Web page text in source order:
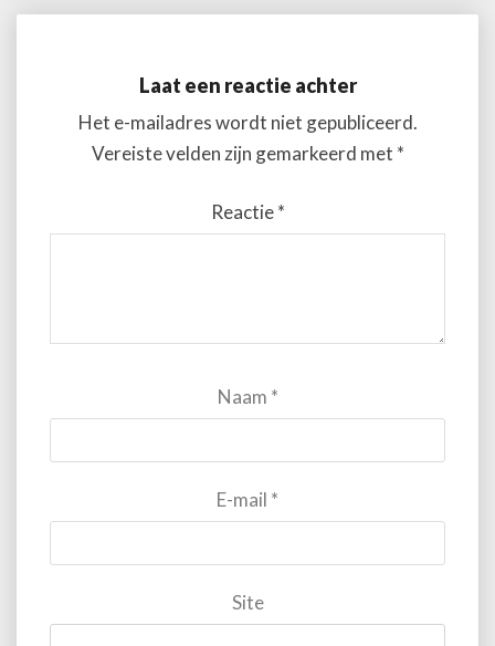
Laat een reactie achter
Het e-mailadres wordt niet gepubliceerd.
Vereiste velden zijn gemarkeerd met *
Reactie*
Naam *
E-mail *
Site